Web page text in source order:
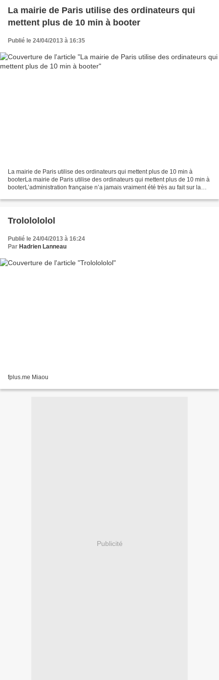
La mairie de Paris utilise des ordinateurs qui
mettent plus de 10 min à booter
Publié le 24/04/2013 à 16:35
La mairie de Paris utilise des ordinateurs qui mettent plus de 10 min à
booterLa mairie de Paris utilise des ordinateurs qui mettent plus de 10 min à
booterL’administration française n’a jamais vraiment été très au fait sur la
Trololololol
Publié le 24/04/2013 à 16:24
Par Hadrien Lanneau
fplus.me Miaou
Publicité